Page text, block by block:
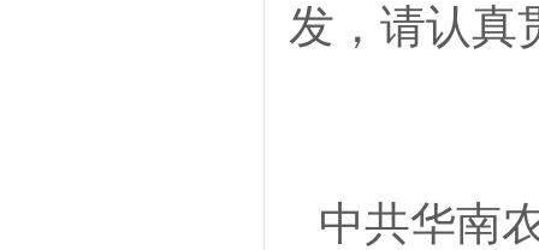
发，请认真
中共华